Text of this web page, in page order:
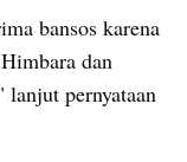
bansos karena
dan
pernyataan